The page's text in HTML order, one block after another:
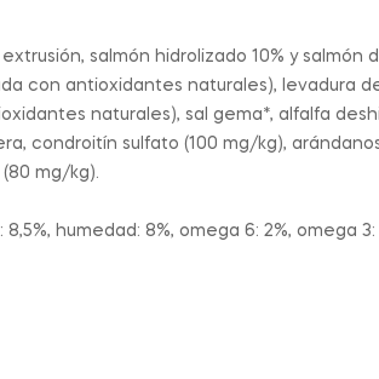
salmón hidrolizado 10% y salmón
con antioxidantes naturales), levadura
naturales), sal gema*, alfalfa
condroitín sulfato (100 mg/kg),
mg/kg).
humedad: 8%, omega 6: 2%, omega 3: